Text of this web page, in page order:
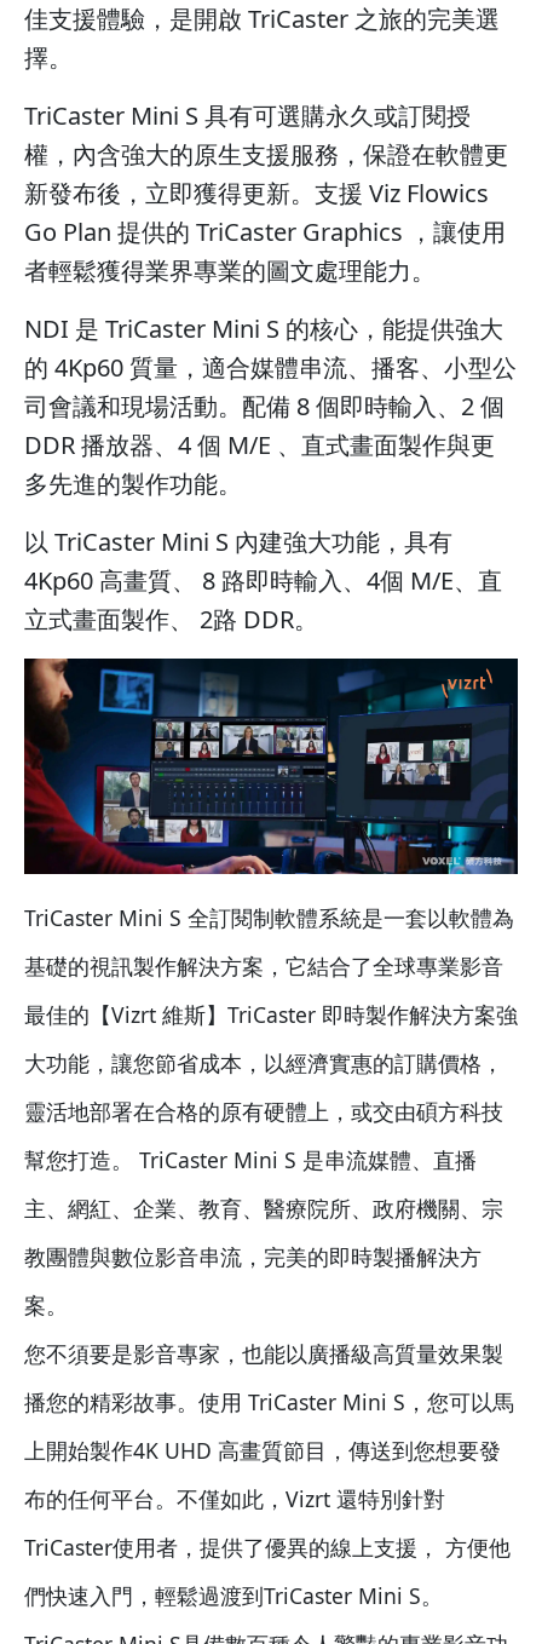
佳支援體驗，是開啟 TriCaster 之旅的完美選
擇。
TriCaster Mini S 具有可選購永久或訂閱授
權，內含強大的原生支援服務，保證在軟體更
新發布後，立即獲得更新。支援 Viz Flowics
Go Plan 提供的 TriCaster Graphics ，讓使用
者輕鬆獲得業界專業的圖文處理能力。
NDI 是 TriCaster Mini S 的核心，能提供強大
的 4Kp60 質量，適合媒體串流、播客、小型公
司會議和現場活動。配備 8 個即時輸入、2 個
DDR 播放器、4 個 M/E 、直式畫面製作與更
多先進的製作功能。
以 TriCaster Mini S 內建強大功能，具有
4Kp60 高畫質、 8 路即時輸入、4個 M/E、直
立式畫面製作、 2路 DDR。
TriCaster Mini S 全訂閱制軟體系統是一套以軟體為
基礎的視訊製作解決方案，它結合了全球專業影音
最佳的【Vizrt 維斯】TriCaster 即時製作解決方案強
大功能，讓您節省成本，以經濟實惠的訂購價格，
靈活地部署在合格的原有硬體上，或交由碩方科技
幫您打造。 TriCaster Mini S 是串流媒體、直播
主、網紅、企業、教育、醫療院所、政府機關、宗
教團體與數位影音串流，完美的即時製播解決方
案。
您不須要是影音專家，也能以廣播級高質量效果製
播您的精彩故事。使用 TriCaster Mini S，您可以馬
上開始製作4K UHD 高畫質節目，傳送到您想要發
布的任何平台。不僅如此，Vizrt 還特別針對
TriCaster使用者，提供了優異的線上支援， 方便他
們快速入門，輕鬆過渡到TriCaster Mini S。